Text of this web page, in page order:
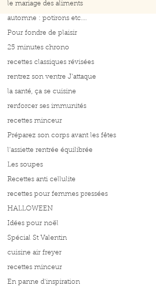
le mariage des aliments
automne : potirons etc....
Pour fondre de plaisir
25 minutes chrono
recettes classiques révisées
rentrez son ventre J'attaque
la santé, ça se cuisine
renforcer ses immunités
recettes minceur
Préparez son corps avant les fêtes
l'assiette rentrée équilibrée
Les soupes
Recettes anti cellulite
recettes pour femmes pressées
HALLOWEEN
Idées pour noël
Spécial St Valentin
cuisine air freyer
recettes minceur
En panne d'inspiration